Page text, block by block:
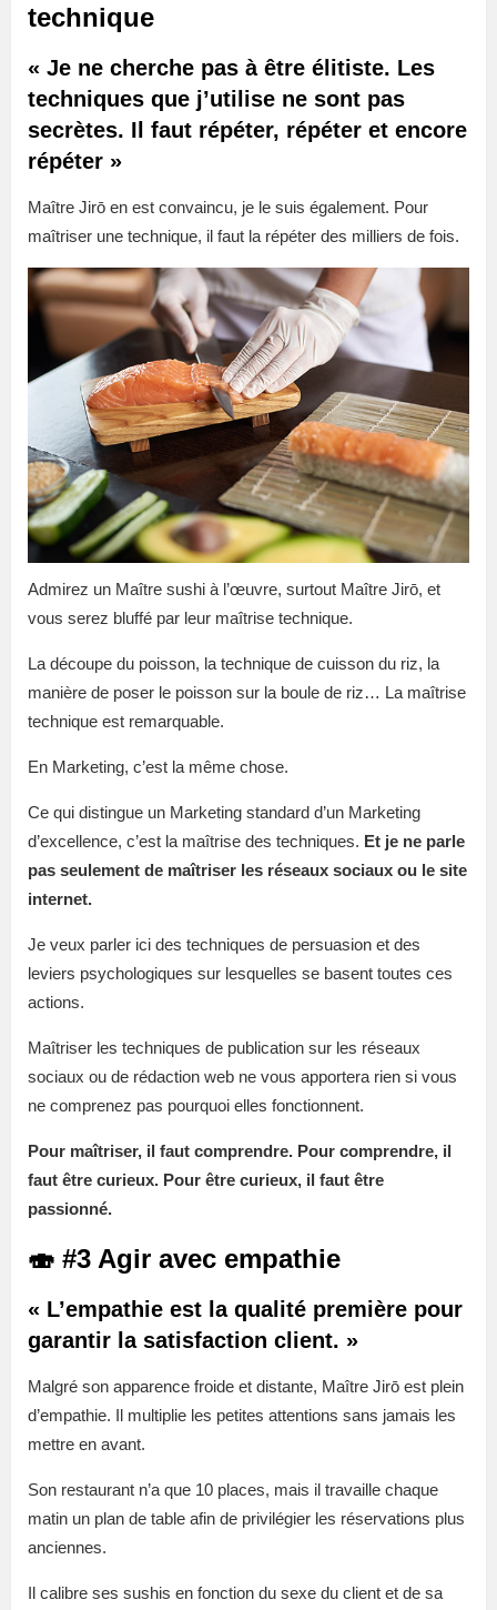
technique
« Je ne cherche pas à être élitiste. Les
techniques que j’utilise ne sont pas
secrètes. Il faut répéter, répéter et encore
répéter »
Maître Jirō en est convaincu, je le suis également. Pour
maîtriser une technique, il faut la répéter des milliers de fois.
Admirez un Maître sushi à l’œuvre, surtout Maître Jirō, et
vous serez bluffé par leur maîtrise technique.
La découpe du poisson, la technique de cuisson du riz, la
manière de poser le poisson sur la boule de riz… La maîtrise
technique est remarquable.
En Marketing, c’est la même chose.
Ce qui distingue un Marketing standard d’un Marketing
d’excellence, c’est la maîtrise des techniques. Et je ne parle
pas seulement de maîtriser les réseaux sociaux ou le site
internet.
Je veux parler ici des techniques de persuasion et des
leviers psychologiques sur lesquelles se basent toutes ces
actions.
Maîtriser les techniques de publication sur les réseaux
sociaux ou de rédaction web ne vous apportera rien si vous
ne comprenez pas pourquoi elles fonctionnent.
Pour maîtriser, il faut comprendre. Pour comprendre, il
faut être curieux. Pour être curieux, il faut être
passionné.
🍣 #3 Agir avec empathie
« L’empathie est la qualité première pour
garantir la satisfaction client. »
Malgré son apparence froide et distante, Maître Jirō est plein
d’empathie. Il multiplie les petites attentions sans jamais les
mettre en avant.
Son restaurant n’a que 10 places, mais il travaille chaque
matin un plan de table afin de privilégier les réservations plus
anciennes.
Il calibre ses sushis en fonction du sexe du client et de sa